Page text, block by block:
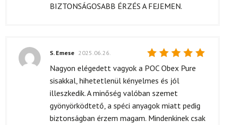
BIZTONSÁGOSABB ÉRZÉS A FEJEMEN.
Értékelés:
S. Emese 2025.06.26.
Nagyon elégedett vagyok a POC Obex Pure
sisakkal, hihetetlenül kényelmes és jól
illeszkedik. A minőség valóban szemet
gyönyörködtető, a spéci anyagok miatt pedig
biztonságban érzem magam. Mindenkinek csak